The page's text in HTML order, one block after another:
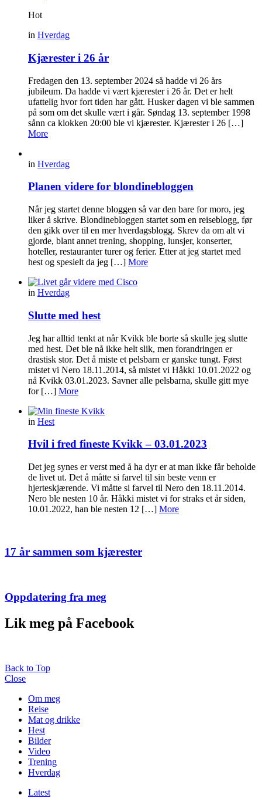
Hot
in Hverdag
Kjærester i 26 år
Fredagen den 13. september 2024 så hadde vi 26 års
jubileum. Da hadde vi vært kjærester i 26 år. Det er helt
ufattelig hvor fort tiden har gått. Husker dagen vi ble sammen
på som om det skulle vært i går. Søndag 13. september 1998
sånn ca klokken 20:00 ble vi kjærester. Kjærester i 26 […]
More
in Hverdag
Planen videre for blondinebloggen
Når jeg startet denne bloggen så var den bare for moro, jeg
liker å skrive. Blondinebloggen startet som en reiseblogg, før
den gikk over til en mer hverdagsblogg. Skrev da om alt vi
gjorde, blant annet trening, shopping, lunsjer, konserter,
hoteller, restauranter turer og ferier. Etter at jeg startet med
hest og spesielt da jeg […] More
in Hverdag
Slutte med hest
Jeg har alltid tenkt at når Kvikk ble borte så skulle jeg slutte
med hest. Det ble nå ikke helt slik, men forandringen er
drastisk stor. Det å miste et pelsbarn er ganske tungt. Først
mistet vi Nero 18.11.2014, så mistet vi Håkki 10.01.2022 og
nå Kvikk 03.01.2023. Savner alle pelsbarna, skulle gitt mye
for […] More
in Hest
Hvil i fred fineste Kvikk – 03.01.2023
Det jeg synes er verst med å ha dyr er at man ikke får beholde
de livet ut. Det å måtte si farvel til sin beste venn er
hjerteskjærende. Vi måtte si farvel til Nero den 18.11.2014.
Nero ble nesten 10 år. Håkki mistet vi for straks et år siden,
10.01.2022, han ble nesten 12 […] More
17 år sammen som kjærester
Oppdatering fra meg
Lik meg på Facebook
Back to Top
Close
Om meg
Reise
Mat og drikke
Hest
Bilder
Video
Trening
Hverdag
Latest